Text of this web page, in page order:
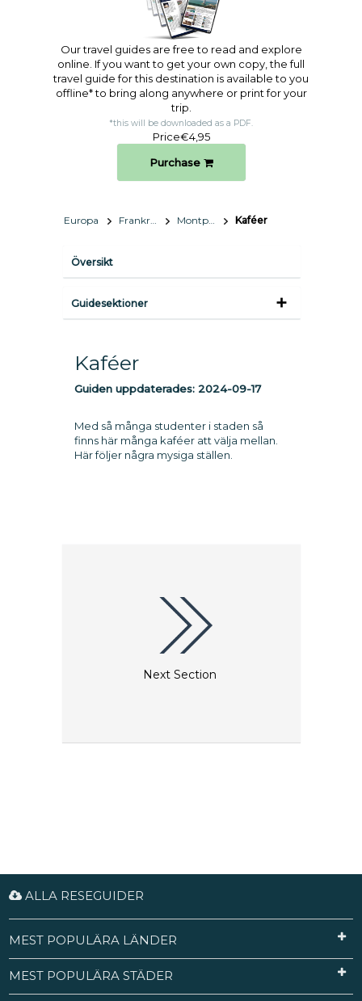
Our travel guides are free to read and explore
online. If you want to get your own copy, the full
travel guide for this destination is available to you
offline* to bring along anywhere or print for your
trip.​
*this will be downloaded as a PDF.
Price€4,95
Purchase
Europa Frankrike Montpellier Kaféer
Översikt
Guidesektioner
Kaféer
Guiden uppdaterades: 2024-09-17
Med så många studenter i staden så
finns här många kaféer att välja mellan.
Här följer några mysiga ställen.
Next Section
ALLA RESEGUIDER
MEST POPULÄRA LÄNDER
MEST POPULÄRA STÄDER